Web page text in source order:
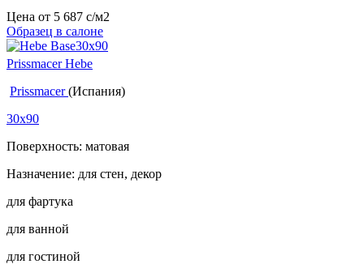
Цена от 5 687 c/м2
Образец в салоне
Prissmacer Hebe
Prissmacer(Испания)
30x90
Поверхность: матовая
Назначение: для стен, декор
для фартука
для ванной
для гостиной